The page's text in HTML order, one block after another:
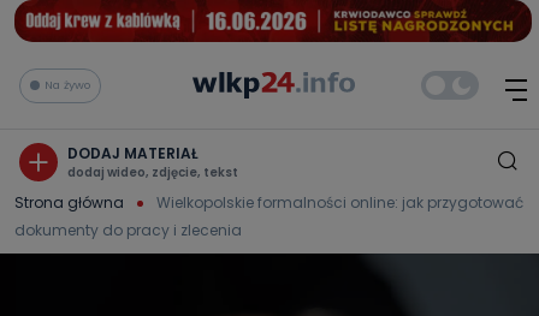
Na żywo
DODAJ MATERIAŁ
dodaj wideo, zdjęcie, tekst
Strona główna
Wielkopolskie formalności online: jak przygotować
dokumenty do pracy i zlecenia